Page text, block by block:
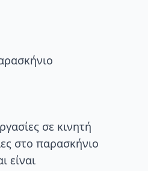
σε κινητή
στο παρασκήνιο
είναι